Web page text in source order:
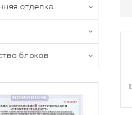
отделка
блоков